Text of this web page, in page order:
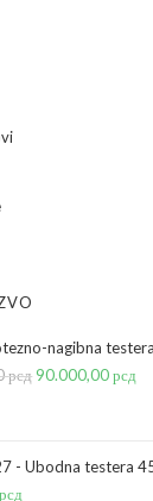
nagibna
рсд Originalna
bila:
90.000,00рсд
- Ubodna testera
рсд